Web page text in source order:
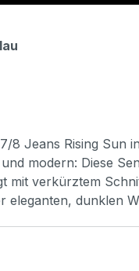
8 Jeans Rising Sun
modern: Diese
mit verkürztem
eleganten, dunklen